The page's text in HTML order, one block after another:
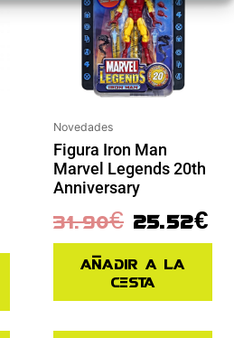
Novedades
Figura Iron Man
Marvel Legends 20th
Anniversary
31.90€ 25.52€
Añadir a la
cesta